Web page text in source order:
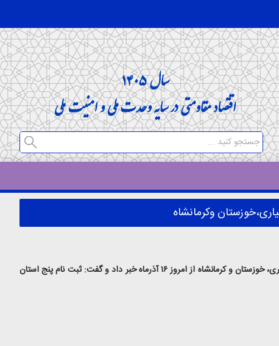
وکرمانشاه
به گزارش خبرنگار پایگاه خبری وزارت راه و شهرسازی، دفتر اقتصاد مسکن از آغاز ثبت‌نام طرح اقدام ملی مسکن در پنج استانِ همدان، یزد، چهارمحال و بختیاری، خوزستان و کرمانشاه از امروز ۱۶ آذرماه خبر داد و گفت: ثبت نام پنج استان